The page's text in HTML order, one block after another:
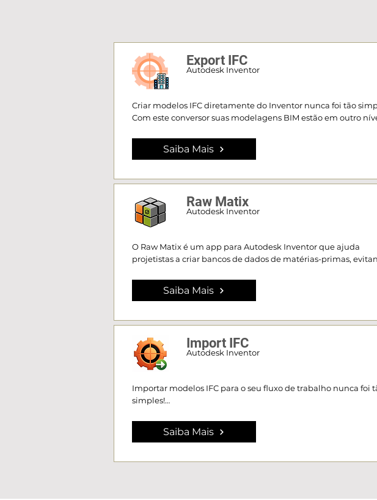
Export IFC
Autodesk Inventor
Criar modelos IFC diretamente do Inventor nunca foi tão
Com este conversor suas modelagens BIM estão em outro
Saiba Mais
Raw Matix
Autodesk Inventor
O Raw Matix é um app para Autodesk Inventor que ajuda
projetistas a criar bancos de dados de matérias-primas,
Saiba Mais
Import IFC
Autodesk Inventor
Importar modelos IFC para o seu fluxo de trabalho nunca foi
simples!
importa para o seu projeto.
Saiba Mais